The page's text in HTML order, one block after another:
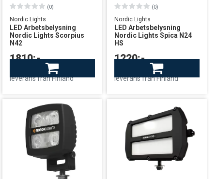
Nordic Lights
LED Arbetsbelysning
Nordic Lights Scorpius
N42
(0)
1810:-
I lager: Begränsat antal
leverans från Finland
Nordic Lights
LED Arbetsbelysning
Nordic Lights Spica N24
HS
(0)
1220:-
Beställningsvara
leverans från Finland